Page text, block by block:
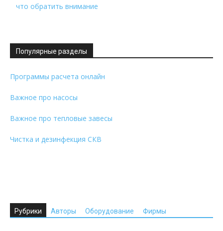
что обратить внимание
Популярные разделы
Программы расчета онлайн
Важное про насосы
Важное про тепловые завесы
Чистка и дезинфекция СКВ
Рубрики Авторы Оборудование Фирмы